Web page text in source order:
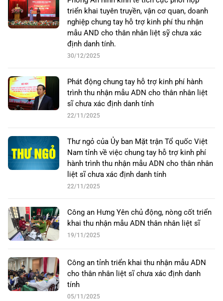
triển khai tuyên truyền, vận cơ quan, doanh
nghiệp chung tay hỗ trợ kinh phí thu nhận
mẫu AND cho thân nhân liệt sỹ chưa xác
định danh tính.
30/12/2025
Phát động chung tay hỗ trợ kinh phí hành
trình thu nhận mẫu ADN cho thân nhân liệt
sĩ chưa xác định danh tính
22/11/2025
Thư ngỏ của Ủy ban Mặt trận Tổ quốc Việt
Nam tỉnh về việc chung tay hỗ trợ kinh phí
hành trình thu nhận mẫu ADN cho thân nhân
liệt sĩ chưa xác định danh tính
22/11/2025
Công an Hưng Yên chủ động, nòng cốt triển
khai thu nhận mẫu ADN thân nhân liệt sĩ
19/11/2025
Công an tỉnh triển khai thu nhận mẫu ADN
cho thân nhân liệt sĩ chưa xác định danh
tính
05/11/2025